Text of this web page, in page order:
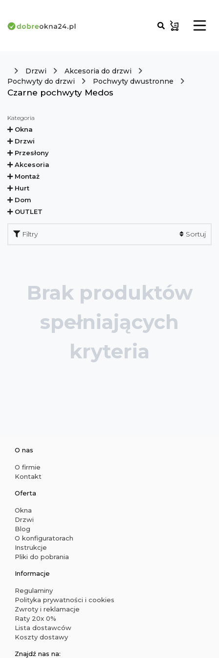
Drzwi
Akcesoria do drzwi
Pochwyty do drzwi
Pochwyty dwustronne
Czarne pochwyty Medos
Kategoria
Okna
Drzwi
Przesłony
Akcesoria
Montaż
Hurt
Dom
OUTLET
Filtry Sortuj
Brak produktów
spełniających
kryteria
O nas
O firmie
Kontakt
Oferta
Okna
Drzwi
Blog
O konfiguratorach
Instrukcje
Pliki do pobrania
Informacje
Regulaminy
Polityka prywatności i cookies
Zwroty i reklamacje
Raty 20x 0%
Lista dostawców
Koszty dostawy
Znajdź nas na: